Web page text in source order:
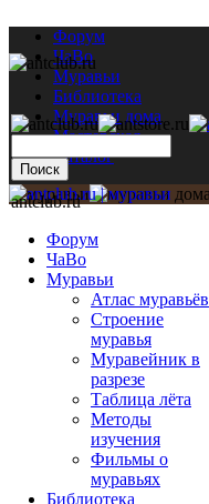
Форум
ЧаВо
Муравьи
Библиотека
Муравьи дома
Мастерская
Каталог
antclub.ru
Форум
ЧаВо
Муравьи
Атлас муравьёв
Строение
муравья
Муравейник в
разрезе
Таблица лёта
Методы
изучения
Фильмы о
муравьях
Библиотека